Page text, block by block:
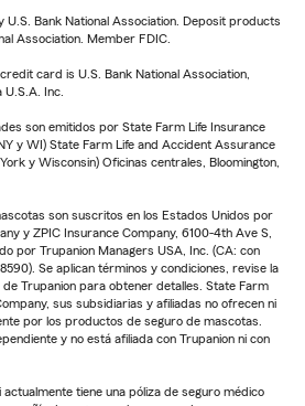
U.S. Bank National Association. Deposit products
Association. Member FDIC.
card is U.S. Bank National Association,
Inc.
son emitidos por State Farm Life Insurance
y WI) State Farm Life and Accident Assurance
y Wisconsin) Oficinas centrales, Bloomington,
son suscritos en los Estados Unidos por
y ZPIC Insurance Company, 6100-4th Ave S,
por Trupanion Managers USA, Inc. (CA: con
Se aplican términos y condiciones, revise la
de Trupanion para obtener detalles. State Farm
sus subsidiarias y afiliadas no ofrecen ni
por los productos de seguro de mascotas.
y no está afiliada con Trupanion ni con
actualmente tiene una póliza de seguro médico